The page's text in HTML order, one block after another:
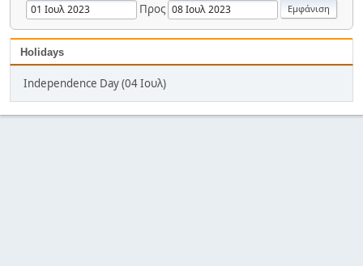
Προς
Holidays
Independence Day (04 Ιουλ)